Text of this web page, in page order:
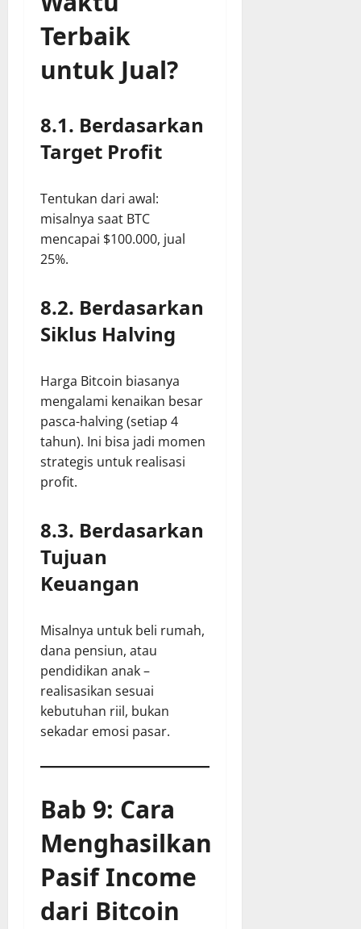
Terbaik
untuk Jual?
8.1. Berdasarkan
Target Profit
Tentukan dari awal:
misalnya saat BTC
mencapai $100.000, jual
25%.
8.2. Berdasarkan
Siklus Halving
Harga Bitcoin biasanya
mengalami kenaikan besar
pasca-halving (setiap 4
tahun). Ini bisa jadi momen
strategis untuk realisasi
profit.
8.3. Berdasarkan
Tujuan
Keuangan
Misalnya untuk beli rumah,
dana pensiun, atau
pendidikan anak –
realisasikan sesuai
kebutuhan riil, bukan
sekadar emosi pasar.
Bab 9: Cara
Menghasilkan
Pasif Income
dari Bitcoin